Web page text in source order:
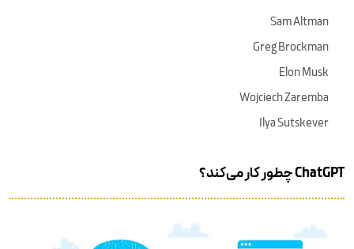
Sam Altman
Greg Brockman
Elon Musk
Wojciech Zaremba
Ilya Sutskever
ChatGPT چطور کار می‌کند؟